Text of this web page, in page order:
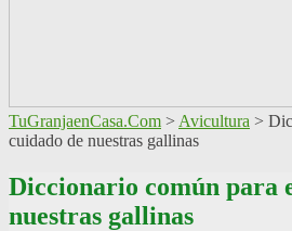
TuGranjaenCasa.Com > Avicultura >
cuidado de nuestras gallinas
Diccionario común para
nuestras gallinas